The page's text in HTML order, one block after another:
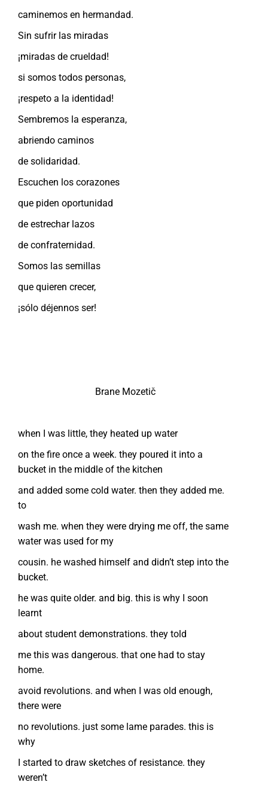
caminemos en hermandad.
Sin sufrir las miradas
¡miradas de crueldad!
si somos todos personas,
¡respeto a la identidad!
Sembremos la esperanza,
abriendo caminos
de solidaridad.
Escuchen los corazones
que piden oportunidad
de estrechar lazos
de confraternidad.
Somos las semillas
que quieren crecer,
¡sólo déjennos ser!
Brane Mozetič
when I was little, they heated up water
on the fire once a week. they poured it into a
bucket in the middle of the kitchen
and added some cold water. then they added me.
to
wash me. when they were drying me off, the same
water was used for my
cousin. he washed himself and didn’t step into the
bucket.
he was quite older. and big. this is why I soon
learnt
about student demonstrations. they told
me this was dangerous. that one had to stay
home.
avoid revolutions. and when I was old enough,
there were
no revolutions. just some lame parades. this is
why
I started to draw sketches of resistance. they
weren’t